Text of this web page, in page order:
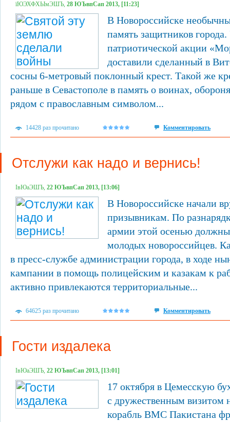
їЮЭХФХЫмЭШЪ, 28 ЮЪвпСап 2013, [11:23]
В Новороссийске
память защитников
патриотической акции
доставили сделанный в
сосны 6-метровый поклонный крест. Такой же
раньше в Севастополе в память о воинах,
рядом с православным символом...
14428 раз прочитано Комментировать
Отслужи как надо и вернись!
ІвЮаЭШЪ, 22 ЮЪвпСап 2013, [13:06]
В Новороссийске начали
призывникам. По
армии этой осенью должны
молодых новороссийцев.
в пресс-службе администрации города, в ходе
кампании в помощь полицейским и казакам к
активно привлекаются территориальные...
64625 раз прочитано Комментировать
Гости издалека
ІвЮаЭШЪ, 22 ЮЪвпСап 2013, [13:01]
17 октября в Цемесскую
с дружественным визитом
корабль ВМС Пакистана